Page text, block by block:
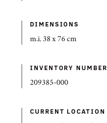
DIMENSIONS
m.i. 38 x 76 cm
INVENTORY NUMBER
209385-000
CURRENT LOCATION